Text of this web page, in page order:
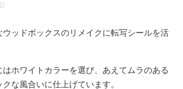
ウッドボックスのリメイクに転写シールを活
ホワイトカラーを選び、あえてムラのある
な風合いに仕上げています。